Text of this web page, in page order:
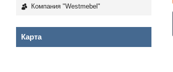
Компания "Westmebel"
Карта